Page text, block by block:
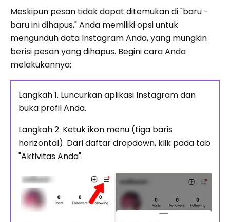
Meskipun pesan tidak dapat ditemukan di "baru -
baru ini dihapus," Anda memiliki opsi untuk
mengunduh data Instagram Anda, yang mungkin
berisi pesan yang dihapus. Begini cara Anda
melakukannya:
Langkah 1. Luncurkan aplikasi Instagram dan
buka profil Anda.
Langkah 2. Ketuk ikon menu (tiga baris
horizontal). Dari daftar dropdown, klik pada tab
"Aktivitas Anda".